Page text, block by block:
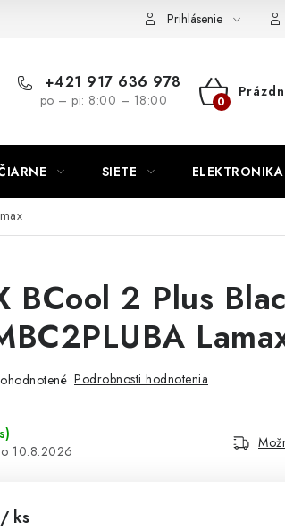
Napíšte námPrihlásenie
+421 917 636 978
po – pi: 8:00 – 18:00
NÁKUPNÝ
SIETE ELEKTRONIKA
BCool 2 Plus
Podrobnosti hodnotenia
)
10.8.2026
/ ks